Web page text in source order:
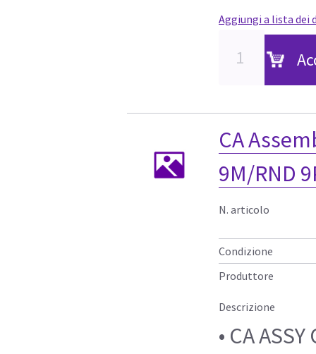
Aggiungi a lista dei
CA
9M/RND
N. articolo
Condizione
Produttore
Descrizione
• CA